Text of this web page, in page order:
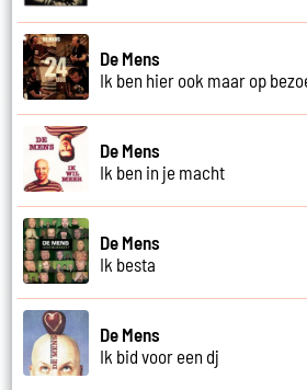
De Mens
Ik ben hier ook maar op
De Mens
Ik ben in je macht
De Mens
Ik besta
De Mens
Ik bid voor een dj